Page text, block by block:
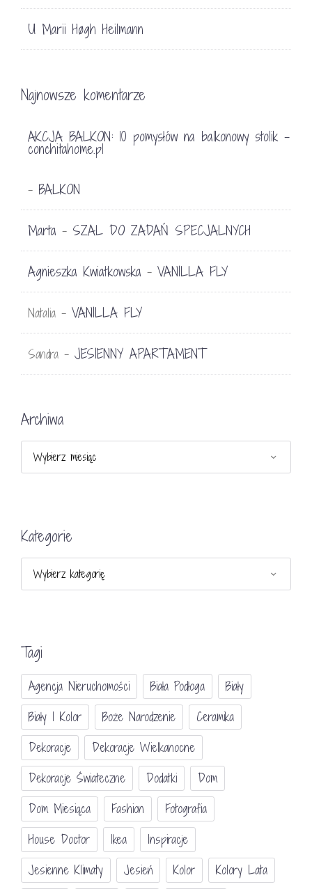
U Marii Høgh Heilmann
Najnowsze komentarze
AKCJA BALKON: 10 pomysłów na balkonowy stolik -
conchitahome.pl
- BALKON
Marta - SZAL DO ZADAŃ SPECJALNYCH
Agnieszka Kwiatkowska - VANILLA FLY
Natalia - VANILLA FLY
Sandra - JESIENNY APARTAMENT
Archiwa
Kategorie
Tagi
Agencja Nieruchomości Biała Podłoga
Biały
Biały I Kolor
Boże Narodzenie
Ceramika
Dekoracje
Dekoracje Wielkanocne
Dekoracje Świateczne
Dodatki
Dom
Dom Miesiąca
Fashion
Fotografia
House Doctor
Ikea
Inspiracje
Jesienne Klimaty
Jesień Kolor
Kolory Lata